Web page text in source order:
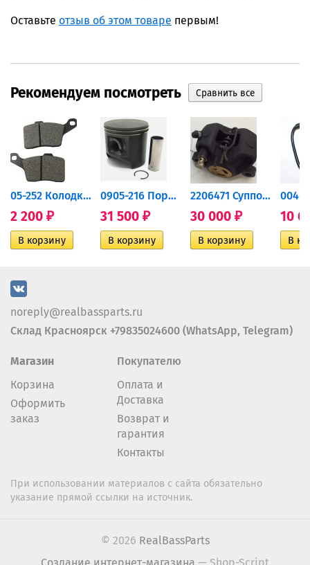
Оставьте отзыв об этом товаре первым!
Рекомендуем посмотреть
05-252 Колодки тормозные...
2 200 ₽
0905-216 Поршень Arctic Cat...
31 500 ₽
2206471 Суппорт тормозной...
30 000 ₽ 10
noreply@realbassparts.ru
Склад Красноярск +79835024600 (WhatsApp, Telegram)
Магазин
Корзина
Оформить
заказ
Покупателю
Оплата и
Доставка
Возврат и
гарантия
Контакты
При использовании материалов с сайта обязательно
указание прямой ссылки на источник.
© 2026 RealBassParts
Создание интернет-магазина — Shop-Script